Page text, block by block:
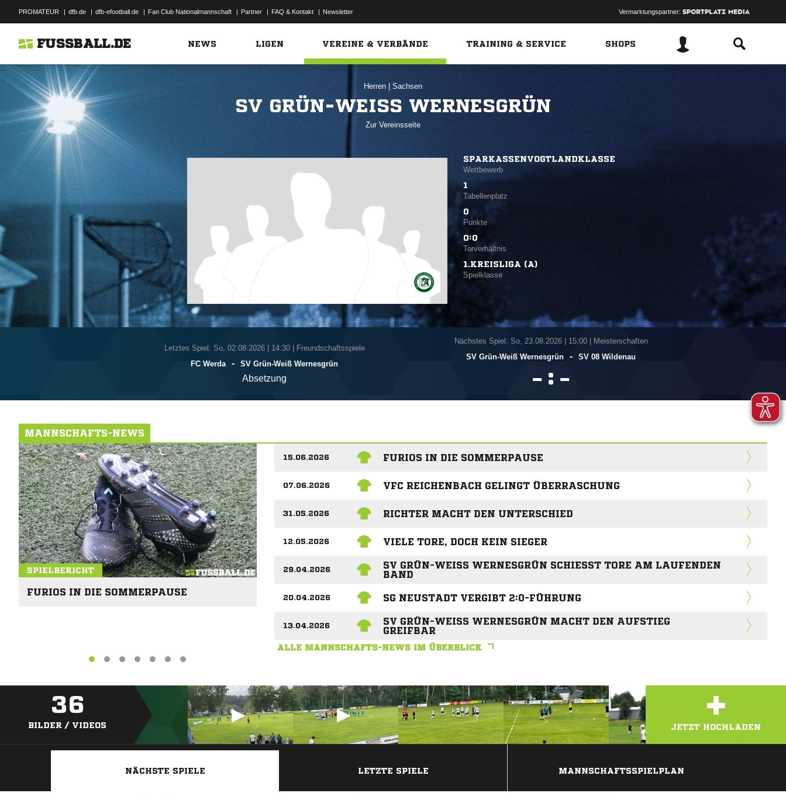
PROMATEUR | dfb.de | dfb-efootball.de | Fan Club Nationalmannschaft | Partner | FAQ & Kontakt | Newsletter Vermarktungspartner:
FUSSBALL.DE NEWS LIGEN VEREINE & VERBÄNDE TRAINING & SERVICE SHOPS
Herren Sachsen
SV GRÜN-WEISS WERNESGRÜN
Zur Vereinsseite
SPARKASSENVOGTLANDKLASSE
Wettbewerb
1
Tabellenplatz
0
Punkte
0:0
Torverhältnis
1.KREISLIGA (A)
Spielklasse
Letztes Spiel: So, 02.08.2026| 14:30 | Freundschaftsspiele
FC Werda
- SV Grün-Weiß Wernesgrün
Absetzung
Nächstes Spiel: So, 23.08.2026| 15:00 | Meisterschaften
SV Grün-Weiß Wernesgrün
- SV 08 Wildenau
 : 
MANNSCHAFTS-NEWS
SPIELBERICHT
FURIOS IN DIE SOMMERPAUSE
15.06.2026 FURIOS IN DIE SOMMERPAUSE
07.06.2026 VFC REICHENBACH GELINGT ÜBERRASCHUNG
31.05.2026 RICHTER MACHT DEN UNTERSCHIED
12.05.2026 VIELE TORE, DOCH KEIN SIEGER
29.04.2026
SV GRÜN-WEISS WERNESGRÜN SCHIESST TORE AM LAUFENDEN BA
ND
20.04.2026 SG NEUSTADT VERGIBT 2:0-FÜHRUNG
13.04.2026
SV GRÜN-WEISS WERNESGRÜN MACHT DEN AUFSTIEG G
REIFBAR
ALLE MANNSCHAFTS-NEWS IM ÜBERBLICK
36
BILDER / VIDEOS +
JETZT HOCHLADEN
NÄCHSTE SPIELE LETZTE SPIELE MANNSCHAFTSSPIELPLAN